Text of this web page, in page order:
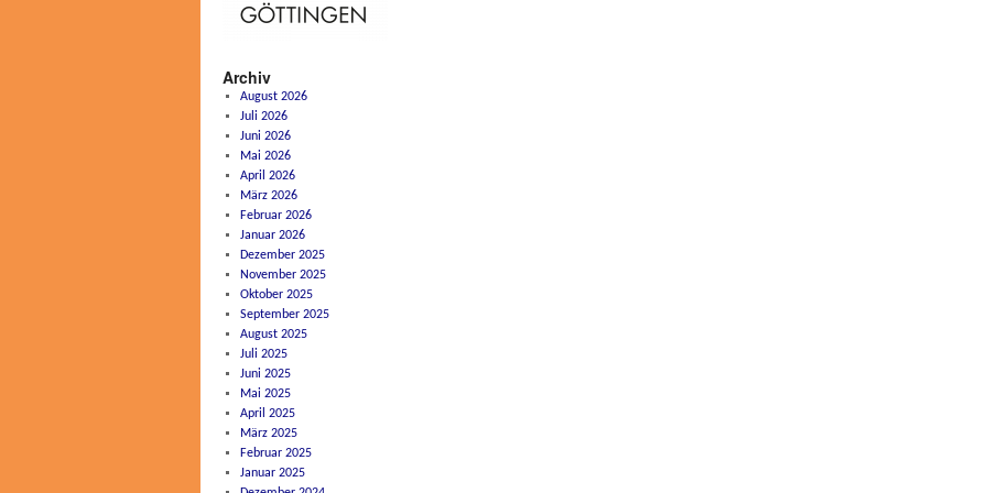
Archiv
August 2026
Juli 2026
Juni 2026
Mai 2026
April 2026
März 2026
Februar 2026
Januar 2026
Dezember 2025
November 2025
Oktober 2025
September 2025
August 2025
Juli 2025
Juni 2025
Mai 2025
April 2025
März 2025
Februar 2025
Januar 2025